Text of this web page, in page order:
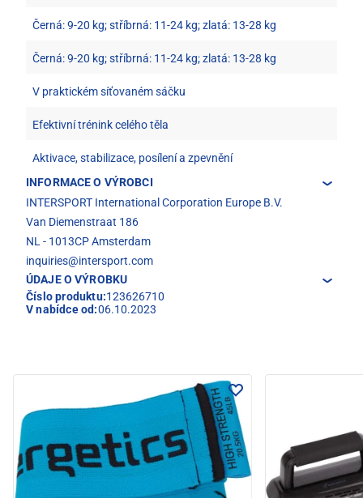
Černá: 9-20 kg; stříbrná: 11-24 kg; zlatá: 13-28 kg
Černá: 9-20 kg; stříbrná: 11-24 kg; zlatá: 13-28 kg
V praktickém síťovaném sáčku
Efektivní trénink celého těla
Aktivace, stabilizace, posílení a zpevnění
INFORMACE O VÝROBCI
INTERSPORT International Corporation Europe B.V.
Van Diemenstraat 186
NL - 1013CP Amsterdam
inquiries@intersport.com
ÚDAJE O VÝROBKU
Číslo produktu:123626710
V nabídce od:06.10.2023